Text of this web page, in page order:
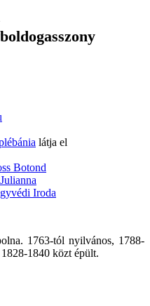
látja el
Botond
Iroda
1763-tól nyilvános, 1788-
1840 közt épült.